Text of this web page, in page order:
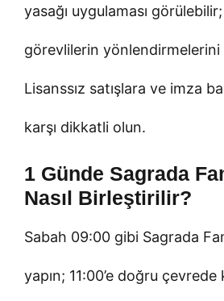
yasağı uygulaması
görevlilerin
Lisanssız satışlara ve imza
karşı dikkatli olun.
1 Günde Sagrada
Nasıl Birleştirilir?
Sabah 09:00 gibi Sagrada
yapın; 11:00’e doğru çevrede